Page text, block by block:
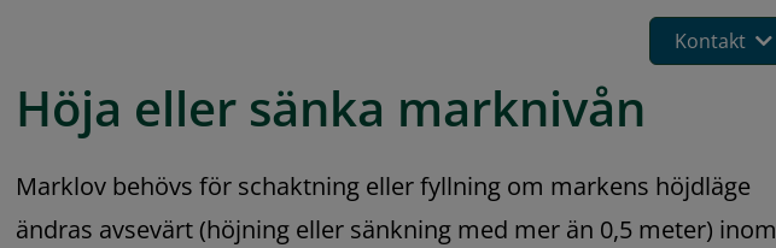
Kontakt
Höja eller sänka marknivån
Marklov behövs för schaktning eller fyllning om markens höjdläge
ändras avsevärt (höjning eller sänkning med mer än 0,5 meter) inom